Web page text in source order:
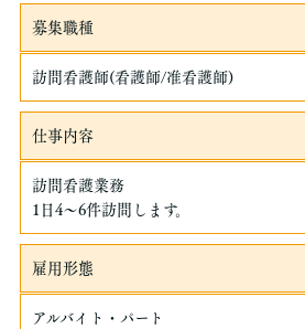
募集職種
訪問看護師(看護師/准看護師)
仕事内容
訪問看護業務
1日4～6件訪問します。
雇用形態
アルバイト・パート